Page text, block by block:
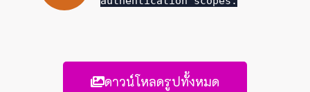
ดาวน์โหลดรูปทั้งหมด